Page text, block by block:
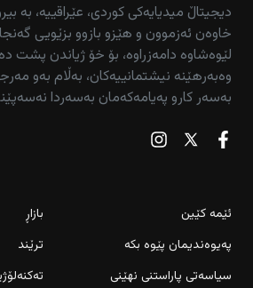
دیجیتاڵ میدیایەکی کوردی، عێراقییە، بە
خاوەن ئەزموون و هێزو بازوو بزێویی
لێوەشاوە دامەزراوە، بۆ خۆ ژیاندن پشت
وەبەرهێنە نیشتمانییەکان، بەڵام بەو
بەسەر کارو پەیامەکەمان بەسەردا
ئێمە کێین
پەیوەندیمان پێوە بکە
سیاسەتی پاراستنی نهێنی
بازاڕ
ترێند